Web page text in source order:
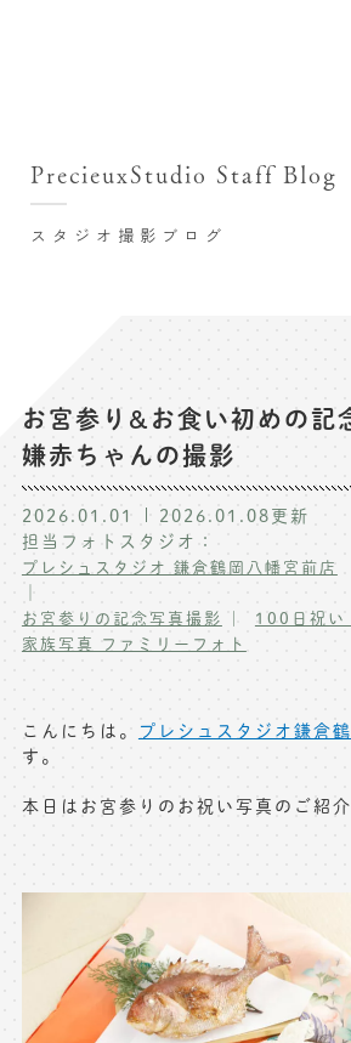
七五三お参り用着物レンタル
お宮参り写真撮影
ハーフバースデー撮影
卒業袴･卒業写真撮影
入園入学･卒園卒業記念撮影
ハーフ成人式･10歳の祝い記念
家族写真･記念写真撮影
マタニティフォト撮影
フレンド記念撮影
記念撮影コラム
よくある質問
写真商品一覧
お祝いギフトカード
無料会員登録
お問い合わせ窓口
店舗情報についてはお手数
各店舗までお問い合わせ
スタジオ撮影ブログ
PrecieuxStudio Staff Blog
お宮参り&お食い初めの記
嫌赤ちゃんの撮影
2026.01.01 2026.01.08更新
担当フォトスタジオ：
プレシュスタジオ 鎌倉鶴岡八幡宮前店
｜
お宮参りの記念写真撮影
100日祝い
家族写真 ファミリーフォト
こんにちは。 プレシュスタジオ鎌倉
す。
本日はお宮参りのお祝い写真のご紹